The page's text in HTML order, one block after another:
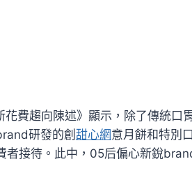
費趨向陳述》顯示，除了傳統口
研發的創 甜心網意月餅和特別
者接待。此中，05后偏心新銳